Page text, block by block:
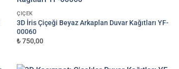
ÇIÇEK
3D İris Çiçeği Beyaz Arkaplan Duvar Kağıtları YF-
00060
₺ 750,00